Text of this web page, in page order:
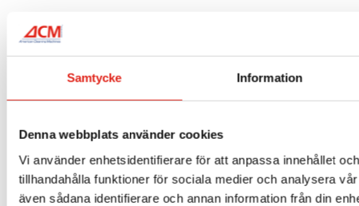
Samtycke Information
Denna webbplats använder cookies
Vi använder enhetsidentifierare för att anpassa innehållet
tillhandahålla funktioner för sociala medier och analysera
även sådana identifierare och annan information från din